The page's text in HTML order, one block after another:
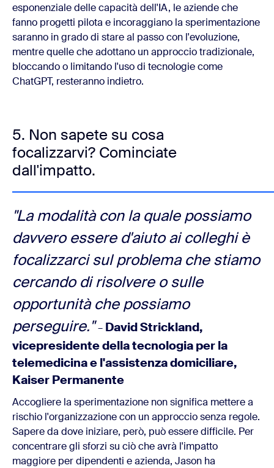
esponenziale delle capacità dell'IA, le aziende che
fanno progetti pilota e incoraggiano la sperimentazione
saranno in grado di stare al passo con l'evoluzione,
mentre quelle che adottano un approccio tradizionale,
bloccando o limitando l'uso di tecnologie come
ChatGPT, resteranno indietro.
5. Non sapete su cosa
focalizzarvi? Cominciate
dall'impatto.
"La modalità con la quale possiamo
davvero essere d'aiuto ai colleghi è
focalizzarci sul problema che stiamo
cercando di risolvere o sulle
opportunità che possiamo
perseguire."– David Strickland,
vicepresidente della tecnologia per la
telemedicina e l'assistenza domiciliare,
Kaiser Permanente
Accogliere la sperimentazione non significa mettere a
rischio l'organizzazione con un approccio senza regole.
Sapere da dove iniziare, però, può essere difficile. Per
concentrare gli sforzi su ciò che avrà l'impatto
maggiore per dipendenti e azienda, Jason ha